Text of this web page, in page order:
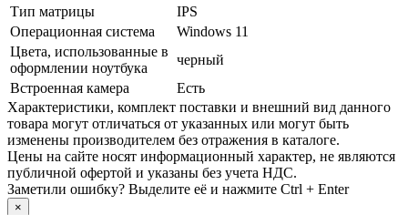
Тип матрицы
IPS
Операционная система
Windows 11
Цвета, использованные в
оформлении ноутбука
черный
Встроенная камера
Есть
Xарактеристики, комплект поставки и внешний вид данного
товара могут отличаться от указанных или могут быть
изменены производителем без отражения в каталоге.
Цены на сайте носят информационный характер, не являются
публичной офертой и указаны без учета НДС.
Заметили ошибку? Выделите её и нажмите Ctrl + Enter
×